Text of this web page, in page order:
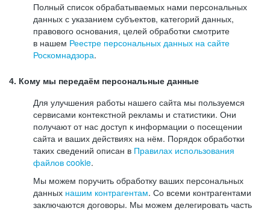
Полный список обрабатываемых нами персональных
данных с указанием субъектов, категорий данных,
правового основания, целей обработки смотрите
в нашем Реестре персональных данных на сайте
Роскомнадзора.
4. Кому мы передаём персональные данные
Для улучшения работы нашего сайта мы пользуемся
сервисами контекстной рекламы и статистики. Они
получают от нас доступ к информации о посещении
сайта и ваших действиях на нём. Порядок обработки
таких сведений описан в Правилах использования
файлов cookie.
Мы можем поручить обработку ваших персональных
данных нашим контрагентам. Со всеми контрагентами
заключаются договоры. Мы можем делегировать часть